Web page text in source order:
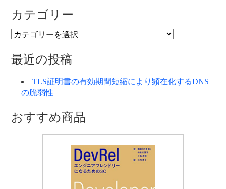
カテゴリー
カ
ゴ
リ
最近の投稿
TLS証明書の有効期間短縮により顕在化するDNS
の脆弱性
おすすめ商品